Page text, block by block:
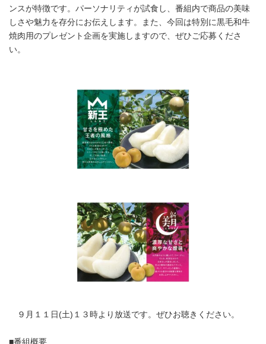
ンスが特徴です。パーソナリティが試食し、番組内で商品の美味
しさや魅力を存分にお伝えします。また、今回は特別に黒毛和牛
焼肉用のプレゼント企画を実施しますので、ぜひご応募くださ
い。
９月１１日(土)１３時より放送です。ぜひお聴きください。
■番組概要